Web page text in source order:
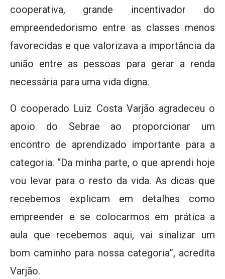
cooperativa, grande incentivador do
empreendedorismo entre as classes menos
favorecidas e que valorizava a importância da
união entre as pessoas para gerar a renda
necessária para uma vida digna.
O cooperado Luiz Costa Varjão agradeceu o
apoio do Sebrae ao proporcionar um
encontro de aprendizado importante para a
categoria. “Da minha parte, o que aprendi hoje
vou levar para o resto da vida. As dicas que
recebemos explicam em detalhes como
empreender e se colocarmos em prática a
aula que recebemos aqui, vai sinalizar um
bom caminho para nossa categoria”, acredita
Varjão.